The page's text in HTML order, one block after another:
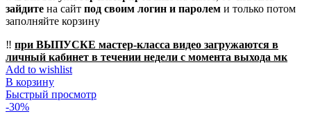
зайдите на сайт под своим логин и паролем и только потом
заполняйте корзину
‼️ при ВЫПУСКЕ мастер-класса видео загружаются в
личный кабинет в течении недели с момента выхода мк
Add to wishlist
В корзину
Быстрый просмотр
-30%